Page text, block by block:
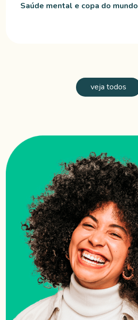
Saúde mental e copa do mundo
veja todos